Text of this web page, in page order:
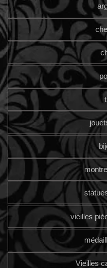
vieilles
Vieilles